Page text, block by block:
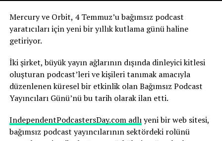
Yapay zekanın olası sonuçlarını şimdiden nasıl
değerlendirdiğini anlatıyor.
Robbins, yapay zekanın, yıllarca çalışmayı öğrendiği
medya ortamının temelini yeniden şekillendirdiğinin
farkında. Ve bu sürecin hızı dikkat gerektiriyor.
“Yapay zekadaki değişim hızını ve yapay zekanın şu anda
basında nasıl yankı uyandırdığını anlamak herkes için
çok önemli; yaşananlar büyüleyici” diyen Robbins,
şunları söyledi:
Mercury ve Orbit, 4 Temmuz’u bağımsız podcast
yaratıcıları için yeni bir yıllık kutlama günü haline
getiriyor.
İki şirket, büyük yayın ağlarının dışında dinleyici kitlesi
oluşturan podcast’leri ve kişileri tanımak amacıyla
düzenlenen küresel bir etkinlik olan Bağımsız Podcast
Yayıncıları Günü’nü bu tarih olarak ilan etti.
IndependentPodcastersDay.com adlıyeni bir web sitesi,
bağımsız podcast yayıncılarının sektördeki rolünü